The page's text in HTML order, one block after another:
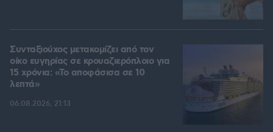
Συνταξιούχος μετακομίζει από τον
οίκο ευγηρίας σε κρουαζιερόπλοιο για
15 χρόνια: «Το αποφάσισα σε 10
λεπτά»
06.08.2026, 21:13